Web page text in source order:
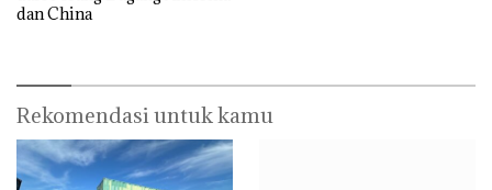
dan China
Rekomendasi untuk kamu